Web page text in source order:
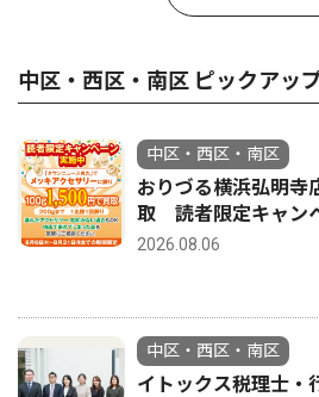
中区・西区・南区 ピックアッ
中区・西区・南区
おりづる横浜弘明
取 読者限定キャン
2026.08.06
中区・西区・南区
イトックス税理士